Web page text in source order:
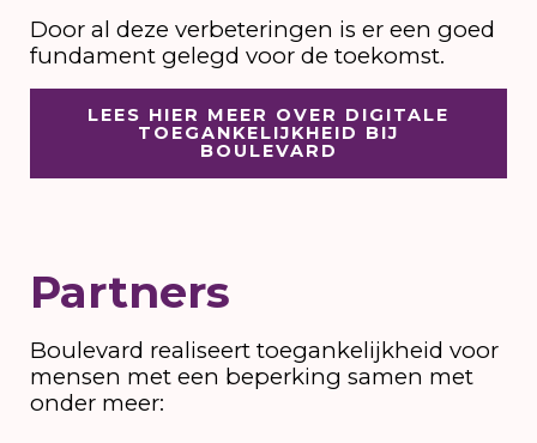
Door al deze verbeteringen is er een goed
fundament gelegd voor de toekomst.
LEES HIER MEER OVER DIGITALE
TOEGANKELIJKHEID BIJ
BOULEVARD
Partners
Boulevard realiseert toegankelijkheid voor
mensen met een beperking samen met
onder meer: